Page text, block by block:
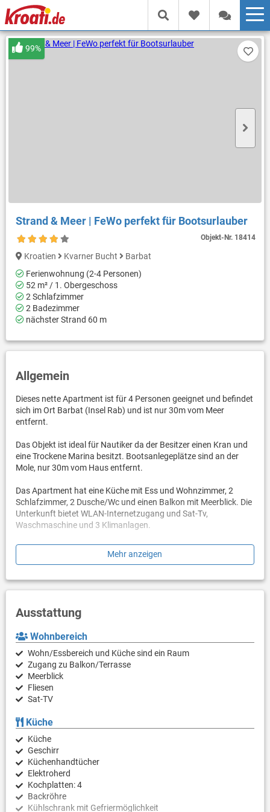
Strand & Meer | FeWo perfekt für Bootsurlauber
Objekt-Nr. 18414
99%
Kroatien Kvarner Bucht
Barbat
Ferienwohnung (2-4 Personen)
52 m² / 1. Obergeschoss
2 Schlafzimmer
2 Badezimmer
nächster Strand 60 m
Allgemein
Dieses nette Apartment ist für 4 Personen geeignet und befindet
sich im Ort Barbat (Insel Rab) und ist nur 30m vom Meer
entfernt.
Das Objekt ist ideal für Nautiker da der Besitzer einen Kran und
eine Trockene Marina besitzt. Bootsanlegeplätze sind an der
Mole, nur 30m vom Haus entfernt.
Das Apartment hat eine Küche mit Ess und Wohnzimmer, 2
Schlafzimmer, 2 Dusche/Wc und einen Balkon mit Meerblick. Die
Unterkunft bietet WLAN-Internetzugang und Sat-Tv,
Waschmaschine und 3 Klimanlagen.
Ein eigener Parkplatz für Ihren PKW steht Ihnen auf dem
Grundstück zur Verfügung. Restaurants sind innerhalb weniger
Feinkieselstrand. Die Strände GRCI und VODENCA sind
Der Trailerparkplatz ist Gratis in der Trockener Marine.
Mehr anzeigen
Ausstattung
Wohnbereich
Wohn/Essbereich und Küche sind ein Raum
Zugang zu Balkon/Terrasse
Meerblick
Fliesen
Sat-TV
Küche
Küche
Geschirr
Küchenhandtücher
Elektroherd
Kochplatten: 4
Backröhre
Kühlschrank mit Gefriermöglichkeit